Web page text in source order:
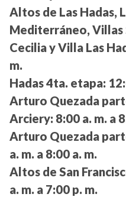
Altos de Las Hadas,
Mediterráneo, Villas
Cecilia y Villa Las
m.
Hadas 4ta. etapa:
Arturo Quezada
Arciery: 8:00 a. m. a
Arturo Quezada
a. m. a 8:00 a. m.
Altos de San
a. m. a 7:00 p. m.